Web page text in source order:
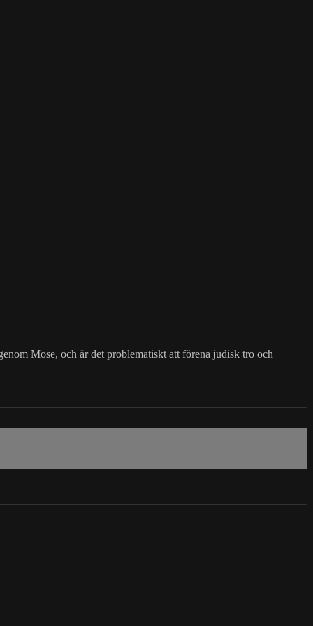
Mose, och är det problematiskt att förena judisk tro och